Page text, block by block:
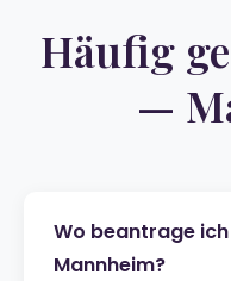
Häufig
—
Wo beantrage ich
Mannheim?